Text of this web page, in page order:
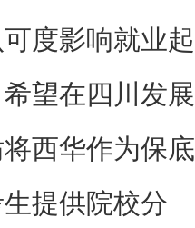
度影响就业起
望在四川发展
西华作为保底
提供院校分